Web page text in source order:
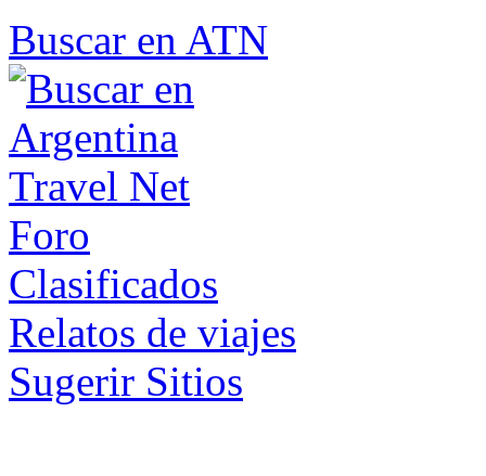
Buscar en ATN
Foro
Clasificados
Relatos de viajes
Sugerir Sitios